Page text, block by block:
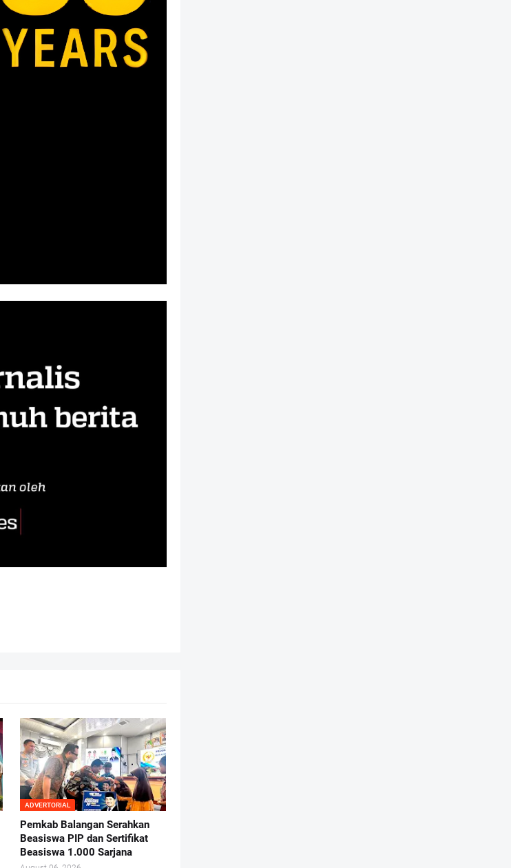
ADVERTORIAL
Pemkab Balangan Serahkan
Beasiswa PIP dan Sertifikat
Beasiswa 1.000 Sarjana